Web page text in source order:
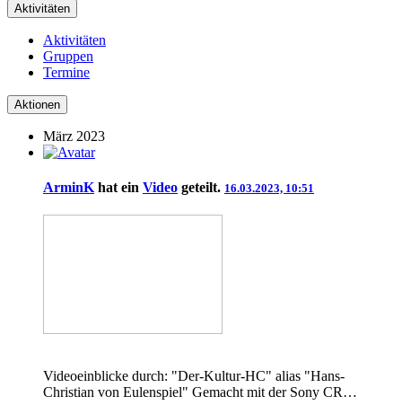
Aktivitäten
Aktivitäten
Gruppen
Termine
Aktionen
März 2023
ArminK hat ein Video geteilt. 16.03.2023, 10:51
Videoeinblicke durch: "Der-Kultur-HC" alias "Hans-
Christian von Eulenspiel" Gemacht mit der Sony CR…